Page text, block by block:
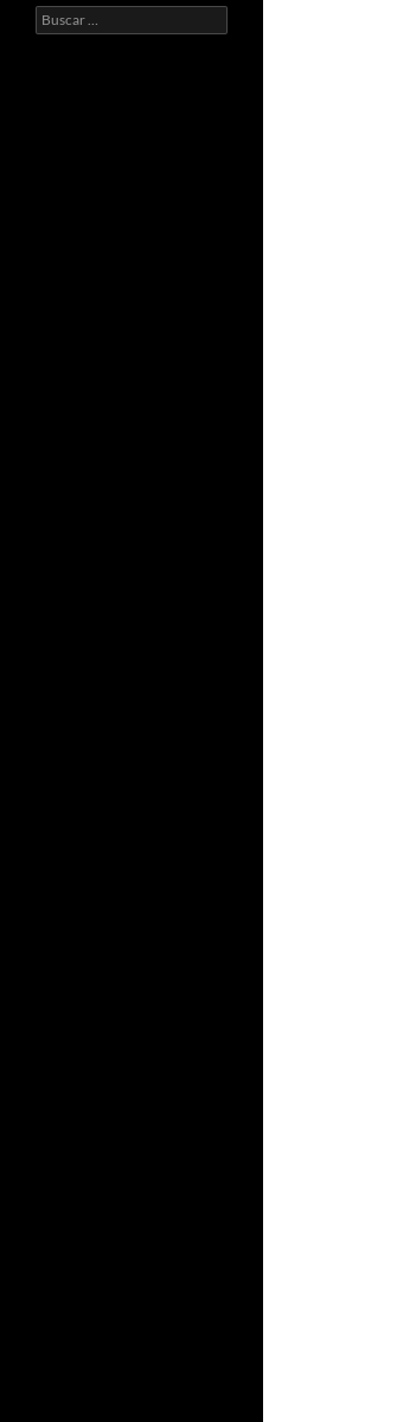
Buscar: